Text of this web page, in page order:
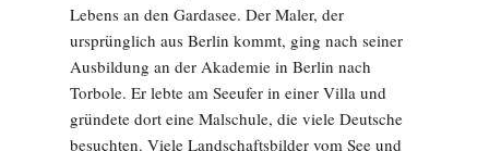
Lebens an den Gardasee. Der Maler, der
ursprünglich aus Berlin kommt, ging nach seiner
Ausbildung an der Akademie in Berlin nach
Torbole. Er lebte am Seeufer in einer Villa und
gründete dort eine Malschule, die viele Deutsche
besuchten. Viele Landschaftsbilder vom See und